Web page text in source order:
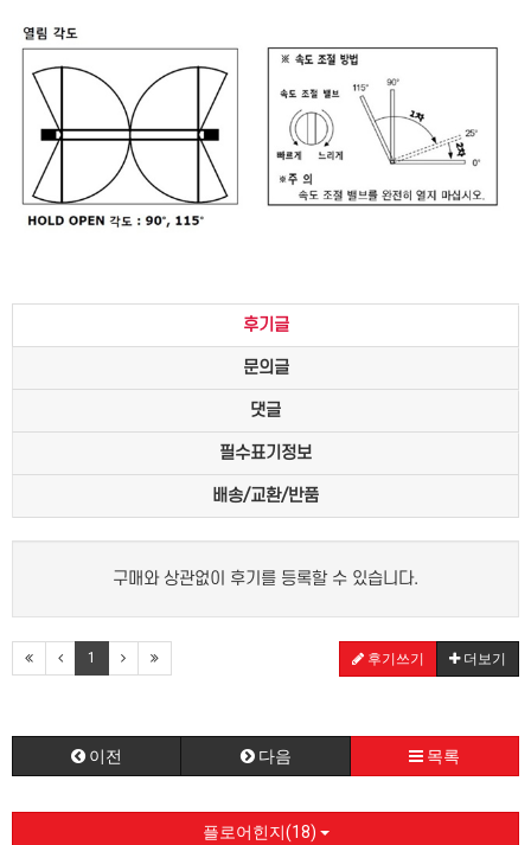
후기글
문의글
댓글
필수표기정보
배송/교환/반품
구매와 상관없이 후기를 등록할 수 있습니다.
1 후기쓰기 더보기
이전 다음 목록
플로어힌지(18)